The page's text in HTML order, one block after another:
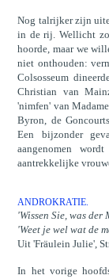
Nog talrijker zijn
in de rij. Wellicht
hoorde, maar we
niet onthouden:
Colsosseum
Christian van
'nimfen' van
Byron, de
Een bijzonder
aangenomen
aantrekkelijke
ANDROKRATIE.
'Wissen Sie, was
'Weet je wel wat de
Uit 'Fräulein Julie',
In het vorige